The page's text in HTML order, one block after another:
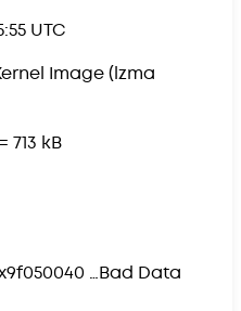
UTC
Image (lzma
713 kB
…Bad Data